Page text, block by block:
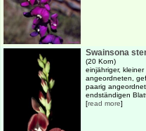
Swainsona
(20 Korn)
einjähriger,
angeordneten,
paarig
endständigen
[read more]